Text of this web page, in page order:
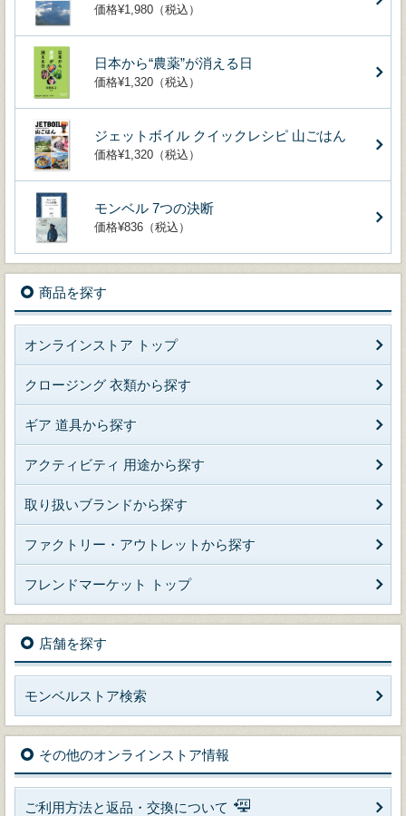
価格¥1,980（税込）
日本から“農薬”が消える日
価格¥1,320（税込）
ジェットボイル クイックレシピ 山ごはん
価格¥1,320（税込）
モンベル 7つの決断
価格¥836（税込）
商品を探す
オンラインストア トップ
クロージング 衣類から探す
ギア 道具から探す
アクティビティ 用途から探す
取り扱いブランドから探す
ファクトリー・アウトレットから探す
フレンドマーケット トップ
店舗を探す
モンベルストア検索
その他のオンラインストア情報
ご利用方法と返品・交換について